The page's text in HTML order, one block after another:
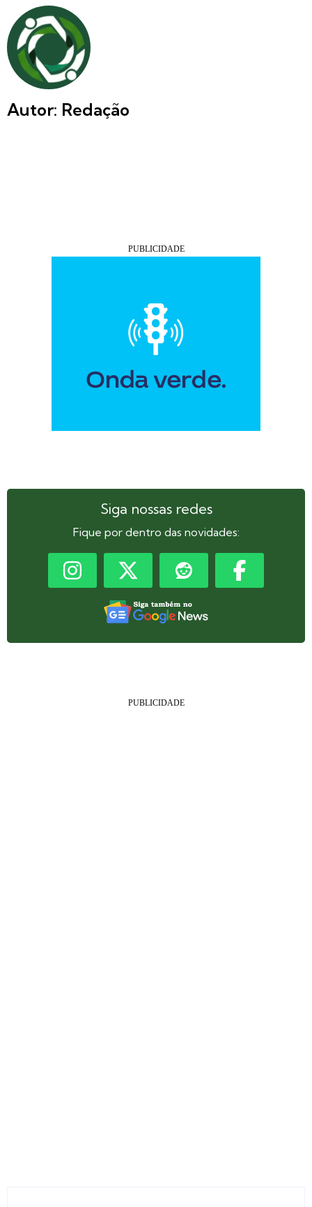
Autor: Redação
Siga nossas redes
Fique por dentro das novidades: